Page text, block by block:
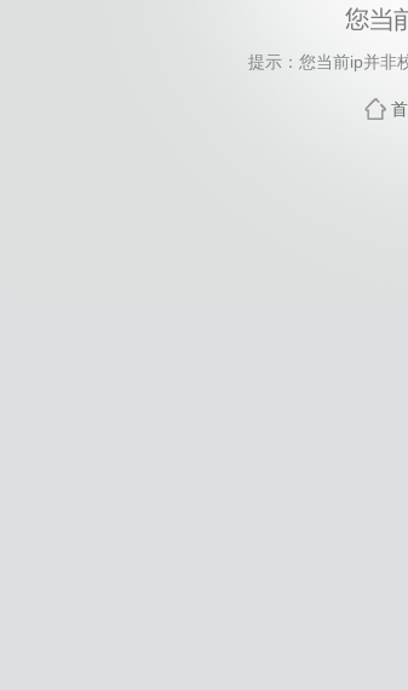
提示：您当前ip并非